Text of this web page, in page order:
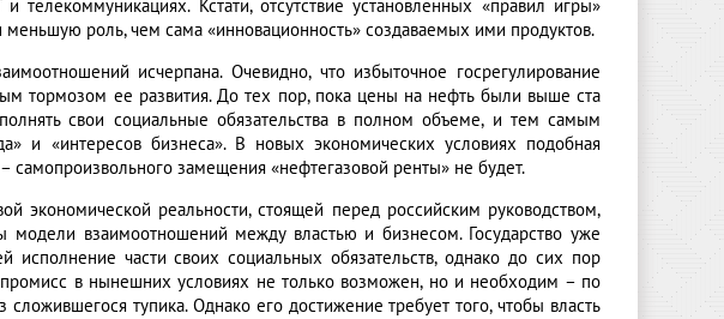
телекоммуникациях. Кстати, отсутствие установленных «правил игры»
роль, чем сама «инновационность» создаваемых ими продуктов.
исчерпана. Очевидно, что избыточное госрегулирование
тормозом ее развития. До тех пор, пока цены на нефть были выше ста
свои социальные обязательства в полном объеме, и тем самым
и «интересов бизнеса». В новых экономических условиях подобная
самопроизвольного замещения «нефтегазовой ренты» не будет.
экономической реальности, стоящей перед российским руководством,
модели взаимоотношений между властью и бизнесом. Государство уже
исполнение части своих социальных обязательств, однако до сих пор
в нынешних условиях не только возможен, но и необходим – по
тупика. Однако его достижение требует того, чтобы власть